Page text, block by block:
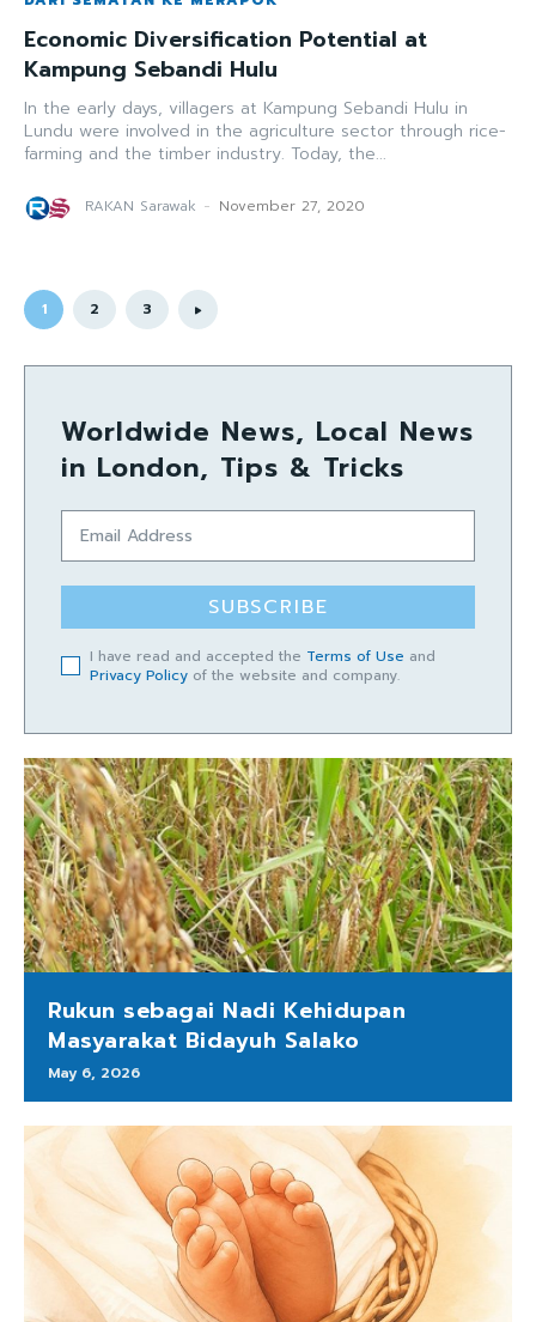
Economic Diversification Potential at
Kampung Sebandi Hulu
In the early days, villagers at Kampung Sebandi Hulu in
Lundu were involved in the agriculture sector through rice-
farming and the timber industry. Today, the...
RAKAN Sarawak - November 27, 2020
1 2 3
Worldwide News, Local News
in London, Tips & Tricks
SUBSCRIBE
I have read and accepted the Terms of Use and
Privacy Policy of the website and company.
Rukun sebagai Nadi Kehidupan
Masyarakat Bidayuh Salako
May 6, 2026